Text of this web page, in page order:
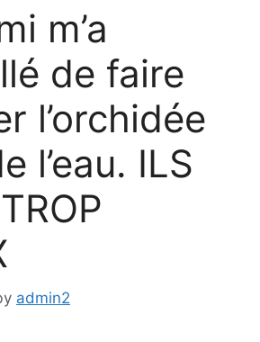
m’a
de faire
l’orchidée
l’eau. ILS
admin2